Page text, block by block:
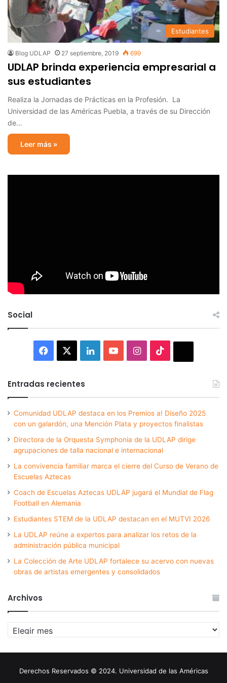
Estudiantes
Blog UDLAP 27 septiembre, 2019 699
UDLAP brinda experiencia empresarial a
sus estudiantes
Realiza la Jornadas de Prácticas en la Profesión. La
Universidad de las Américas Puebla, a través de su Dirección
de…
Leer más »
Social
Facebook LinkedInYouTubeInstagram
Entradas recientes
Comunidad UDLAP destaca en los Premios a! Diseño 2025
con un galardón, una Mención Plata y proyectos finalistas
Directora de la Orquesta Symphonia de la UDLAP dirige
agrupaciones de talla nacional e internacional
La convivencia familiar marca el cierre del Curso de Verano de
Escuelas Aztecas
Coach de Escuelas Aztecas UDLAP jugará el Mundial de Flag
Football en Alemania
Estudiantes STEM de la UDLAP destacan en el MUTVI 2026
La UDLAP reúne a expertos para analizar los retos de la
administración pública municipal
La Colección de Arte UDLAP fortalece su acervo con nuevas
obras de artistas emergentes y consolidados
Archivos
Archivos
Derechos Reservados © 2024. Universidad de las Américas